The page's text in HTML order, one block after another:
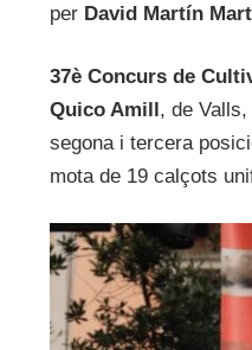
per David Martín
37è Concurs de
Quico Amill, de
segona i tercera
mota de 19 calçots